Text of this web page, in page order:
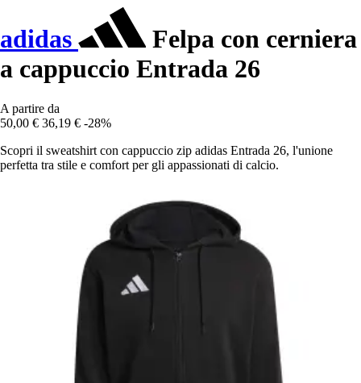
adidas
Felpa con cerniera
a cappuccio Entrada 26
A partire da
50,00 € 36,19 € -28%
Scopri il sweatshirt con cappuccio zip adidas Entrada 26, l'unione
perfetta tra stile e comfort per gli appassionati di calcio.